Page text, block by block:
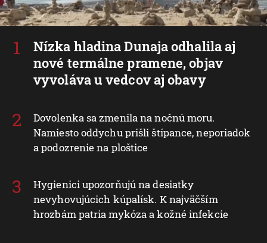
Nízka hladina Dunaja odhalila aj
nové termálne pramene, objav
vyvoláva u vedcov aj obavy
Dovolenka sa zmenila na nočnú moru.
Namiesto oddychu prišli štípance, neporiadok
a podozrenie na ploštice
Hygienici upozorňujú na desiatky
nevyhovujúcich kúpalísk. K najväčším
hrozbám patria mykóza a kožné infekcie